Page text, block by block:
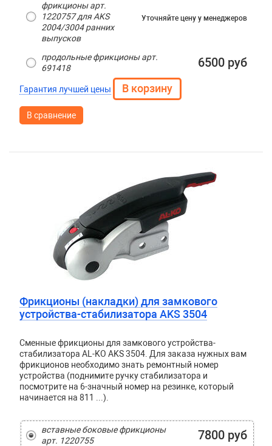
фрикционы арт.
1220757 для AKS
2004/3004 ранних
выпусков
Уточняйте цену у менеджеров
продольные фрикционы арт.
691418
6500 руб
Гарантия лучшей цены
В сравнение
Фрикционы (накладки) для замкового
устройства-стабилизатора AKS 3504
Сменные фрикционы для замкового устройства-
стабилизатора AL-KO AKS 3504. Для заказа нужных вам
фрикционов необходимо знать ремонтный номер
устройства (поднимите ручку стабилизатора и
посмотрите на 6-значный номер на резинке, который
начинается на 811 ...).
вставные боковые фрикционы
арт. 1220755
7800 руб